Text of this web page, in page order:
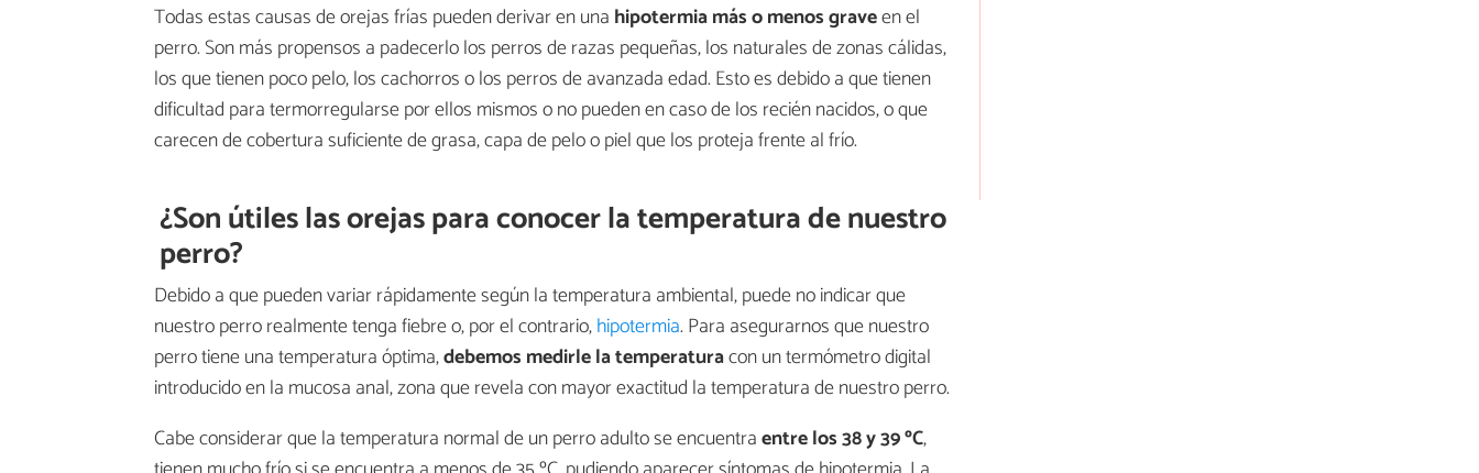
Todas estas causas de orejas frías pueden derivar en una hipotermia más o menos graveen el
perro. Son más propensos a padecerlo los perros de razas pequeñas, los naturales de zonas cálidas,
los que tienen poco pelo, los cachorros o los perros de avanzada edad. Esto es debido a que tienen
dificultad para termorregularse por ellos mismos o no pueden en caso de los recién nacidos, o que
carecen de cobertura suficiente de grasa, capa de pelo o piel que los proteja frente al frío.
¿Son útiles las orejas para conocer la temperatura de nuestro
perro?
Debido a que pueden variar rápidamente según la temperatura ambiental, puede no indicar que
nuestro perro realmente tenga fiebre o, por el contrario,hipotermia. Para asegurarnos que nuestro
perro tiene una temperatura óptima,debemos medirle la temperaturacon un termómetro digital
introducido en la mucosa anal, zona que revela con mayor exactitud la temperatura de nuestro perro.
Cabe considerar que la temperatura normal de un perro adulto se encuentraentre los 38 y 39 ºC,